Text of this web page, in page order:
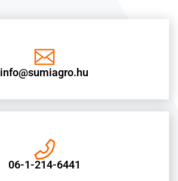
info@sumiagro.hu
06-1-214-6441